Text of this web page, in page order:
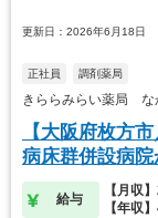
更新日：2026年6月18日
正社員 調剤薬局
きららみらい薬局 な
【大阪府枚方
病床群併設病院
給与
【月収
【年収